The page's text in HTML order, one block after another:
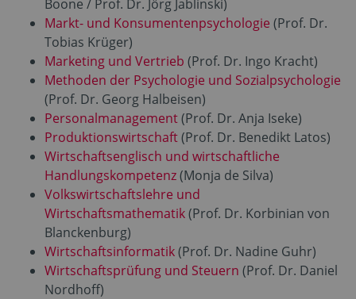
Boone / Prof. Dr. Jörg Jablinski)
Markt- und Konsumentenpsychologie (Prof. Dr.
Tobias Krüger)
Marketing und Vertrieb (Prof. Dr. Ingo Kracht)
Methoden der Psychologie und Sozialpsychologie
(Prof. Dr. Georg Halbeisen)
Personalmanagement(Prof. Dr. Anja Iseke)
Produktionswirtschaft(Prof. Dr. Benedikt Latos)
Wirtschaftsenglisch und wirtschaftliche
Handlungskompetenz(Monja de Silva)
Volkswirtschaftslehre und
Wirtschaftsmathematik(Prof. Dr. Korbinian von
Blanckenburg)
Wirtschaftsinformatik(Prof. Dr. Nadine Guhr)
Wirtschaftsprüfung und Steuern (Prof. Dr. Daniel
Nordhoff)